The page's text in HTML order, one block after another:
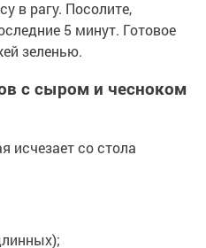
в рагу. Посолите,
5 минут. Готовое
зеленью.
с сыром и чесноком
исчезает со стола